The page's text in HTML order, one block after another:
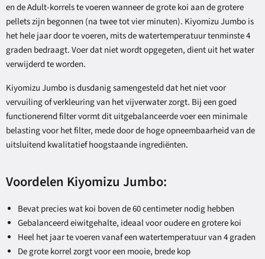
en de Adult-korrels te voeren wanneer de grote koi aan de grotere
pellets zijn begonnen (na twee tot vier minuten). Kiyomizu Jumbo is
het hele jaar door te voeren, mits de watertemperatuur tenminste 4
graden bedraagt. Voer dat niet wordt opgegeten, dient uit het water
verwijderd te worden.
Kiyomizu Jumbo is dusdanig samengesteld dat het niet voor
vervuiling of verkleuring van het vijverwater zorgt. Bij een goed
functionerend filter vormt dit uitgebalanceerde voer een minimale
belasting voor het filter, mede door de hoge opneembaarheid van de
uitsluitend kwalitatief hoogstaande ingrediënten.
Voordelen Kiyomizu Jumbo:
Bevat precies wat koi boven de 60 centimeter nodig hebben
Gebalanceerd eiwitgehalte, ideaal voor oudere en grotere koi
Heel het jaar te voeren vanaf een watertemperatuur van 4 graden
De grote korrel zorgt voor een mooie, brede kop